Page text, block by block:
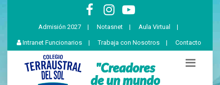
Admisión 2027 | Notasnet | Aula Virtual |
Intranet Funcionarios | Trabaja con Nosotros | Contacto